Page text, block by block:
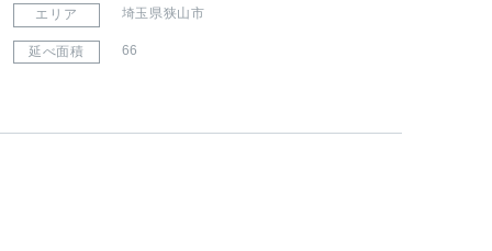
エリア 埼玉県狭山市
延べ面積 66